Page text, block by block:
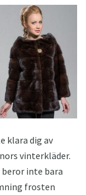
klara dig av
vinterkläder.
inte bara
frosten